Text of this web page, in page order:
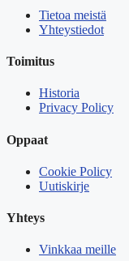
Tietoa meistä
Yhteystiedot
Toimitus
Historia
Privacy Policy
Oppaat
Cookie Policy
Uutiskirje
Yhteys
Vinkkaa meille